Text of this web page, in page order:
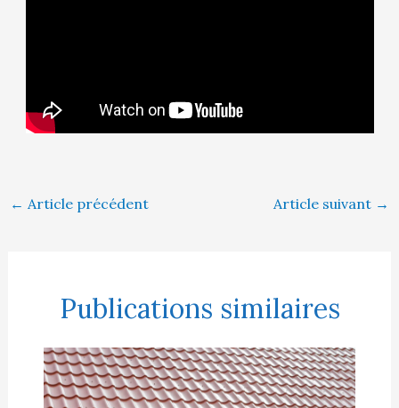
← Article précédent Article suivant →
Publications similaires